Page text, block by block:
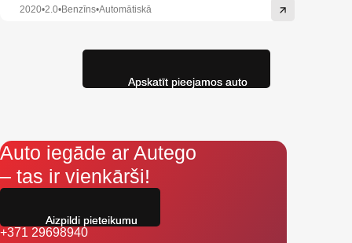
2020•2.0•Benzīns•Automātiskā
Auto iegāde ar Autego
– tas ir vienkārši!
+371 29698940